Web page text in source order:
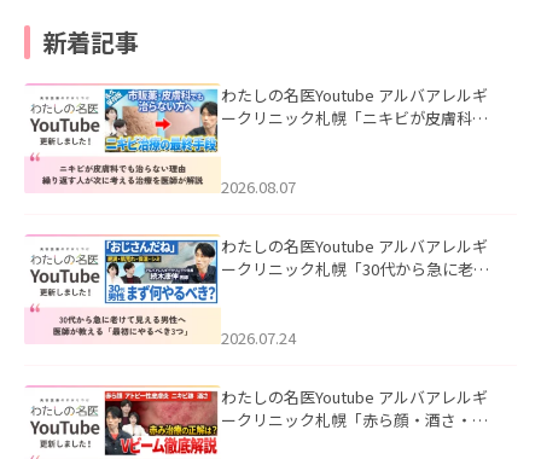
新着記事
わたしの名医Youtube アルバアレルギ
ークリニック札幌「ニキビが皮膚科で
ました。
2026.08.07
わたしの名医Youtube アルバアレルギ
ークリニック札幌「30代から急に老け
た。
2026.07.24
わたしの名医Youtube アルバアレルギ
ークリニック札幌「赤ら顔・酒さ・ニ